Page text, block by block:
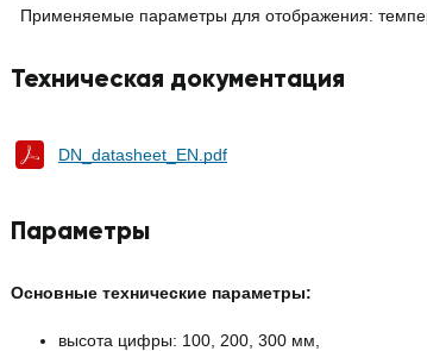
Применяемые параметры для отображения:
Техническая документация
DN_datasheet_EN.pdf
Параметры
Основные технические параметры:
высота цифры: 100, 200, 300 мм,